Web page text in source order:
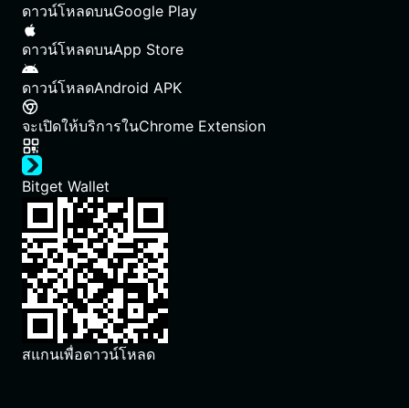
ดาวน์โหลดบนGoogle Play
ดาวน์โหลดบนApp Store
ดาวน์โหลดAndroid APK
จะเปิดให้บริการในChrome Extension
Bitget Wallet
สแกนเพื่อดาวน์โหลด